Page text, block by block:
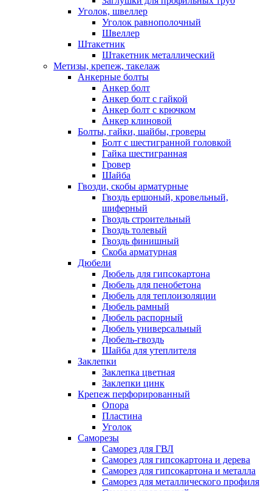
Уголок, швеллер
Уголок равнополочный
Швеллер
Штакетник
Штакетник металлический
Метизы, крепеж, такелаж
Анкерные болты
Анкер болт
Анкер болт с гайкой
Анкер болт с крючком
Анкер клиновой
Болты, гайки, шайбы, гроверы
Болт c шестигранной головкой
Гайка шестигранная
Гровер
Шайба
Гвозди, скобы арматурные
Гвоздь ершоный, кровельный,
шиферный
Гвоздь строительный
Гвоздь толевый
Гвоздь финишный
Скоба арматурная
Дюбели
Дюбель для гипсокартона
Дюбель для пенобетона
Дюбель для теплоизоляции
Дюбель рамный
Дюбель распорный
Дюбель универсальный
Дюбель-гвоздь
Шайба для утеплителя
Заклепки
Заклепка цветная
Заклепки цинк
Крепеж перфорированный
Опора
Пластина
Уголок
Саморезы
Саморез для ГВЛ
Саморез для гипсокартона и дерева
Саморез для гипсокартона и металла
Саморез для металлического профиля